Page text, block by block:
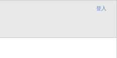
登入